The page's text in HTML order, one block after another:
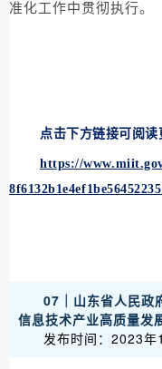
准化工作中贯彻执行。
点击下方链接可阅读
https://
07｜山东省人民政
信息技术产业高质量发
发布时间：2023年